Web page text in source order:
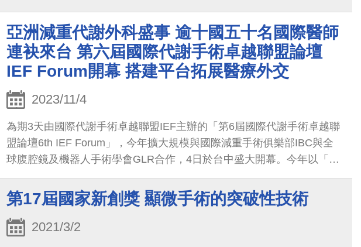
胖所苦，術前體重高達178公斤、BMI達56.1，並合併糖尿病、高血脂及
嚴重睡眠呼吸中止症，需長期服藥控制。他坦言：「以前爬個樓梯就喘
得厲害，晚上睡覺時，家人也常常擔心我呼吸中止，生活品質真的很
差。」
亞洲減重代謝外科盛事 逾十國五十名國際醫師
連袂來台 第六屆國際代謝手術卓越聯盟論壇
IEF Forum開幕 搭建平台拓展醫療外交
2023/11/4
為期3天由國際代謝手術卓越聯盟IEF主辦的「第6屆國際代謝手術卓越聯
盟論壇6th IEF Forum」，今年擴大規模與國際減重手術俱樂部IBC與全
球腹腔鏡及機器人手術學會GLR合作，4日於台中盛大開幕。今年以「減
重治療之誰與爭鋒The challenger & Champion」為題，舉辦包含減重代
謝手術及內科治療工作坊、大師腹腔鏡微創手術演講與肥胖醫學治療討
論等一系列研討活動，有來自西班牙Antonio Torres、日本Kasama
Kazunori、巴基斯坦Imran Abbas等歐洲、亞洲減重代謝內外科重量級醫
第17屆國家新創獎 顯微手術的突破性技術
2021/3/2